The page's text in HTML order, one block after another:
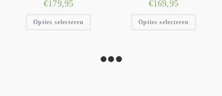
€179,95
Opties selecteren
€169,95
Opties selecteren